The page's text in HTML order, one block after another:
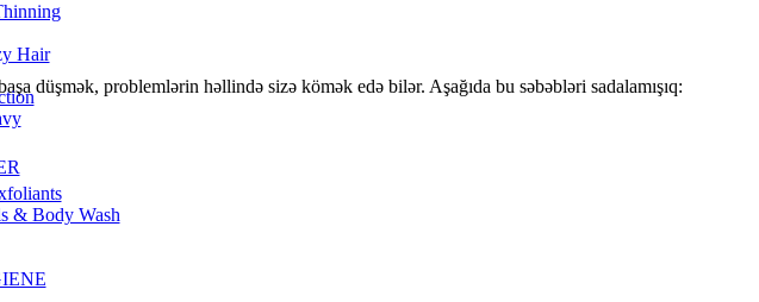
Hair
& Body Wash
düşmək, problemlərin həllində sizə kömək edə bilər. Aşağıda bu səbəbləri sadalamışıq: